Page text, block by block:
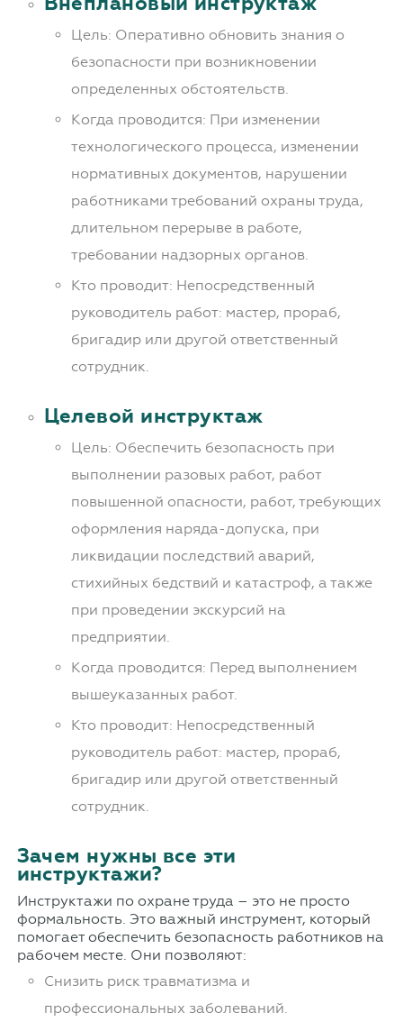
Цель: Оперативно обновить знания о
безопасности при возникновении
определенных обстоятельств.
Когда проводится: При изменении
технологического процесса, изменении
нормативных документов, нарушении
работниками требований охраны труда,
длительном перерыве в работе,
требовании надзорных органов.
Кто проводит: Непосредственный
руководитель работ: мастер, прораб,
бригадир или другой ответственный
сотрудник.
Целевой инструктаж
Цель: Обеспечить безопасность при
выполнении разовых работ, работ
повышенной опасности, работ, требующих
оформления наряда-допуска, при
ликвидации последствий аварий,
стихийных бедствий и катастроф, а также
при проведении экскурсий на
предприятии.
Когда проводится: Перед выполнением
вышеуказанных работ.
Кто проводит: Непосредственный
руководитель работ: мастер, прораб,
бригадир или другой ответственный
сотрудник.
Зачем нужны все эти
инструктажи?
Инструктажи по охране труда – это не просто
формальность. Это важный инструмент, который
помогает обеспечить безопасность работников на
рабочем месте. Они позволяют:
Снизить риск травматизма и
профессиональных заболеваний.